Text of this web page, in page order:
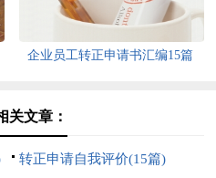
企业员工转正申请书汇编15篇
关文章：
转正申请自我评价(15篇)